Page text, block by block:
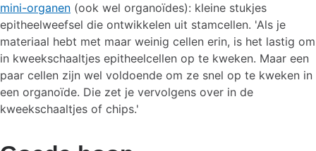
mini-organen (ook wel organoïdes): kleine stukjes
epitheelweefsel die ontwikkelen uit stamcellen. 'Als je
materiaal hebt met maar weinig cellen erin, is het lastig om
in kweekschaaltjes epitheelcellen op te kweken. Maar een
paar cellen zijn wel voldoende om ze snel op te kweken in
een organoïde. Die zet je vervolgens over in de
kweekschaaltjes of chips.'